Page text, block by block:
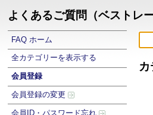
よくあるご質問（ベストレ
FAQ ホーム
全カテゴリーを表示する
会員登録
会員登録の変更
会員ID・パスワード忘れ